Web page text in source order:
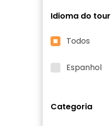
Idioma do tour
Todos
Espanhol
Categoria